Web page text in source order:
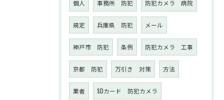
個人 事務所 防犯 防犯カメラ 病院
規定 兵庫県 防犯 メール
神戸市 防犯 条例 防犯カメラ 工事
京都 防犯 万引き 対策 方法
業者 SDカード 防犯カメラ